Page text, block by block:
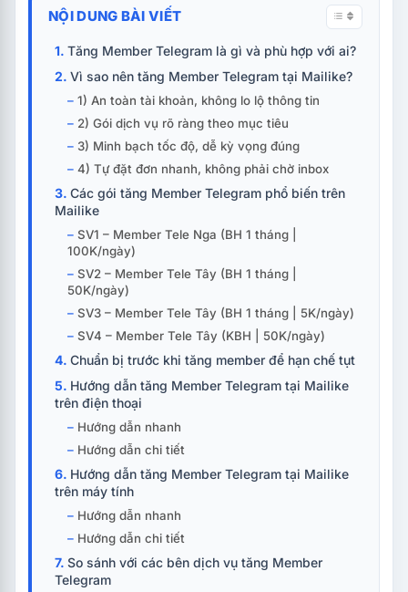
NỘI DUNG BÀI VIẾT
Tăng Member Telegram là gì và phù hợp với ai?
Vì sao nên tăng Member Telegram tại Mailike?
1) An toàn tài khoản, không lo lộ thông tin
2) Gói dịch vụ rõ ràng theo mục tiêu
3) Minh bạch tốc độ, dễ kỳ vọng đúng
4) Tự đặt đơn nhanh, không phải chờ inbox
Các gói tăng Member Telegram phổ biến trên
Mailike
SV1 – Member Tele Nga (BH 1 tháng |
100K/ngày)
SV2 – Member Tele Tây (BH 1 tháng |
50K/ngày)
SV3 – Member Tele Tây (BH 1 tháng | 5K/ngày)
SV4 – Member Tele Tây (KBH | 50K/ngày)
Chuẩn bị trước khi tăng member để hạn chế tụt
Hướng dẫn tăng Member Telegram tại Mailike
trên điện thoại
Hướng dẫn nhanh
Hướng dẫn chi tiết
Hướng dẫn tăng Member Telegram tại Mailike
trên máy tính
Hướng dẫn nhanh
Hướng dẫn chi tiết
So sánh với các bên dịch vụ tăng Member
Telegram